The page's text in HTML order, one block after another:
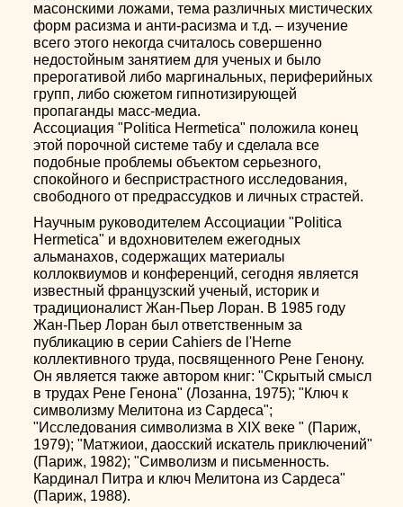
масонскими ложами, тема различных мистических
форм расизма и анти-расизма и т.д. – изучение
всего этого некогда считалось совершенно
недостойным занятием для ученых и было
прерогативой либо маргинальных, периферийных
групп, либо сюжетом гипнотизирующей
пропаганды масс-медиа.
Ассоциация "Politica Hermetica" положила конец
этой порочной системе табу и сделала все
подобные проблемы объектом серьезного,
спокойного и беспристрастного исследования,
свободного от предрассудков и личных страстей.
Научным руководителем Ассоциации "Politica
Hermetica" и вдохновителем ежегодных
альманахов, содержащих материалы
коллоквиумов и конференций, сегодня является
известный французский ученый, историк и
традиционалист Жан-Пьер Лоран. В 1985 году
Жан-Пьер Лоран был ответственным за
публикацию в серии Cahiers de l'Herne
коллективного труда, посвященного Рене Генону.
Он является также автором книг: "Скрытый смысл
в трудах Рене Генона" (Лозанна, 1975); "Ключ к
символизму Мелитона из Сардеса";
"Исследования символизма в XIX веке " (Париж,
1979); "Матжиои, даосский искатель приключений"
(Париж, 1982); "Символизм и письменность.
Кардинал Питра и ключ Мелитона из Сардеса"
(Париж, 1988).